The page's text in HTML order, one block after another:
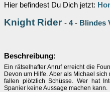
Hier befindest Du Dich jetzt:
Knight Rider - 4- Blindes
Beschreibung:
Ein rätselhafter Anruf erreicht die
Devon um Hilfe. Aber als Michael
fallen plötzlich Schüsse. Wer hat
Spanier keine Aussage machen kann.